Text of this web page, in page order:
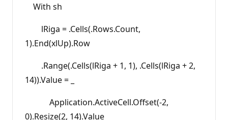
With sh
lRiga = .Cells(.Rows.Count,
1).End(xlUp).Row
.Range(.Cells(lRiga + 1, 1), .Cells(lRiga + 2,
14)).Value = _
Application.ActiveCell.Offset(-2,
0).Resize(2, 14).Value